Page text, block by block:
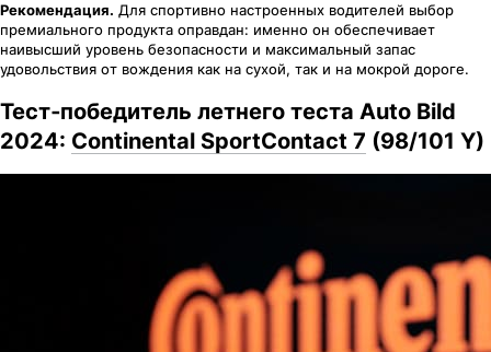
Рекомендация. Для спортивно настроенных водителей выбор
премиального продукта оправдан: именно он обеспечивает
наивысший уровень безопасности и максимальный запас
удовольствия от вождения как на сухой, так и на мокрой дороге.
Тест‑победитель летнего теста Auto Bild
2024: Continental SportContact 7 (98/101 Y)